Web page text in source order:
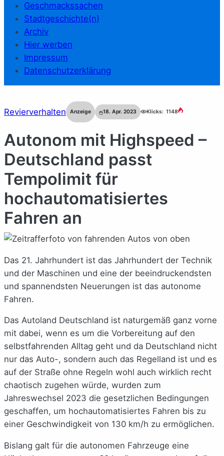
Geschmackssachen
Stadtgeschichte(n)
Archiv
Hier werben
Impressum
Datenschutzerklärung
Revierverhalten Anzeige 18. Apr. 2023 Klicks: 1148
Autonom mit Highspeed –
Deutschland passt
Tempolimit für
hochautomatisiertes
Fahren an
Das 21. Jahrhundert ist das Jahrhundert der Technik
und der Maschinen und eine der beeindruckendsten
und spannendsten Neuerungen ist das autonome
Fahren.
Das Autoland Deutschland ist naturgemäß ganz vorne
mit dabei, wenn es um die Vorbereitung auf den
selbstfahrenden Alltag geht und da Deutschland nicht
nur das Auto-, sondern auch das Regelland ist und es
auf der Straße ohne Regeln wohl auch wirklich recht
chaotisch zugehen würde, wurden zum
Jahreswechsel 2023 die gesetzlichen Bedingungen
geschaffen, um hochautomatisiertes Fahren bis zu
einer Geschwindigkeit von 130 km/h zu ermöglichen.
Bislang galt für die autonomen Fahrzeuge eine